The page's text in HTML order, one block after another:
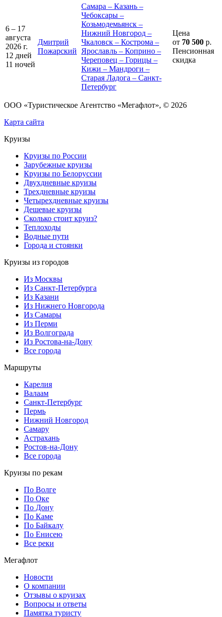
6 – 17
августа
2026 г.
12 дней
11 ночей
Дмитрий
Пожарский
Самара – Казань –
Чебоксары –
Козьмодемьянск –
Нижний Новгород –
Чкаловск – Кострома –
Ярославль – Коприно –
Череповец – Горицы –
Кижи – Мандроги –
Старая Ладога – Санкт-
Петербург
Цена
от 70 500 р.
Пенсионная
скидка
ООО «Туристическое Агентство «Мегафлот», © 2026
Карта сайта
Круизы
Круизы по России
Зарубежные круизы
Круизы по Белоруссии
Двухдневные круизы
Трехдневные круизы
Четырехдневные круизы
Дешевые круизы
Сколько стоит круиз?
Теплоходы
Водные пути
Города и стоянки
Круизы из городов
Из Москвы
Из Санкт-Петербурга
Из Казани
Из Нижнего Новгорода
Из Самары
Из Перми
Из Волгограда
Из Ростова-на-Дону
Все города
Маршруты
Карелия
Валаам
Санкт-Петербург
Пермь
Нижний Новгород
Самару
Астрахань
Ростов-на-Дону
Все города
Круизы по рекам
По Волге
По Оке
По Дону
По Каме
По Байкалу
По Енисею
Все реки
Мегафлот
Новости
О компании
Отзывы о круизах
Вопросы и ответы
Памятка туристу